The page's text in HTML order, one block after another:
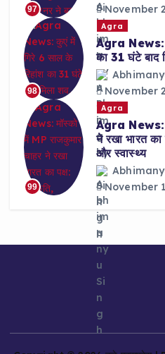
97
November
98
Agra
Agra News:
का 31 घंटे बाद
November
99
Agra
Agra News:
ने रखा भारत
और स्वास्थ्य
November